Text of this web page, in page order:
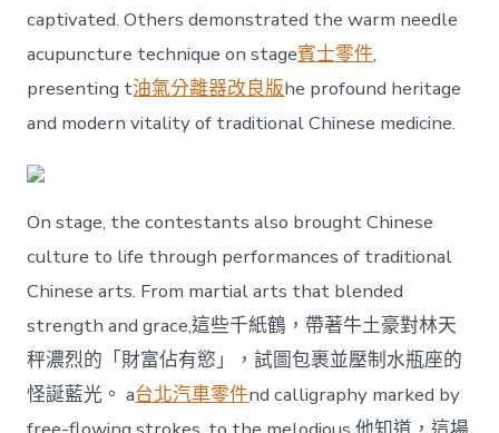
captivated. Others demonstrated the warm needle
acupuncture technique on stage賓士零件,
presenting t油氣分離器改良版he profound heritage
and modern vitality of traditional Chinese medicine.
On stage, the contestants also brought Chinese
culture to life through performances of traditional
Chinese arts. From martial arts that blended
strength and grace,這些千紙鶴，帶著牛土豪對林天
秤濃烈的「財富佔有慾」，試圖包裹並壓制水瓶座的
怪誕藍光。 a台北汽車零件nd calligraphy marked by